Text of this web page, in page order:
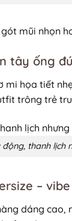
mũi nhọn
tây ống
mi họa tiết
trông trẻ
thanh lịch
–
dáng cao,